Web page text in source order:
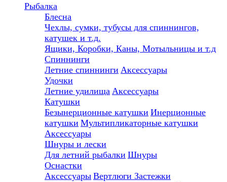
Рыбалка
Блесна
Чехлы, сумки, тубусы для спиннингов,
катушек и т.д.
Ящики, Коробки, Каны, Мотыльницы и т.д
Спиннинги
Летние спиннинги Аксессуары
Удочки
Летние удилища Аксессуары
Катушки
Безынерционные катушки Инерционные
катушки Мультипликаторные катушки
Аксессуары
Шнуры и лески
Для летний рыбалки Шнуры
Оснастки
Аксессуары Вертлюги Застежки